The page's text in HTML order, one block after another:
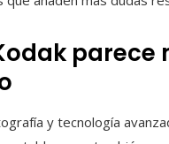
parece
y tecnología